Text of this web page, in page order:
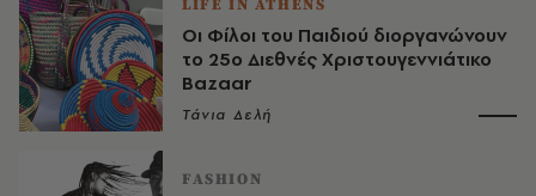
LIFE IN ATHENS
Οι Φίλοι του Παιδιού διοργανώνουν
το 25o Διεθνές Χριστουγεννιάτικο
Bazaar
Τάνια Δελή
FASHION